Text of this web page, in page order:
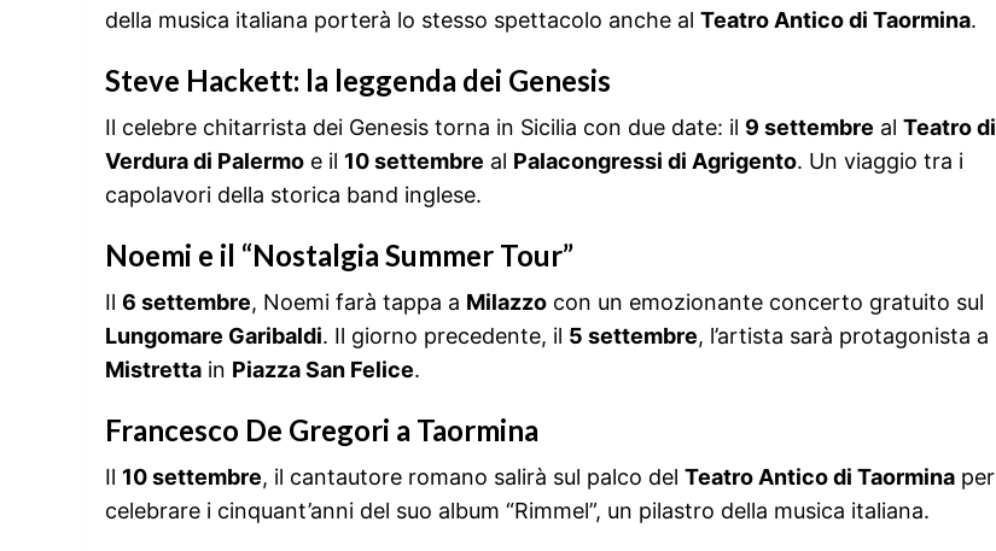
della musica italiana porterà lo stesso spettacolo anche al Teatro Antico di Taormina.
Steve Hackett: la leggenda dei Genesis
Il celebre chitarrista dei Genesis torna in Sicilia con due date: il 9 settembre al Teatro di
Verdura di Palermo e il 10 settembre al Palacongressi di Agrigento. Un viaggio tra i
capolavori della storica band inglese.
Noemi e il “Nostalgia Summer Tour”
Il 6 settembre, Noemi farà tappa a Milazzo con un emozionante concerto gratuito sul
Lungomare Garibaldi. Il giorno precedente, il 5 settembre, l’artista sarà protagonista a
Mistretta in Piazza San Felice.
Francesco De Gregori a Taormina
Il 10 settembre, il cantautore romano salirà sul palco del Teatro Antico di Taormina per
celebrare i cinquant’anni del suo album “Rimmel”, un pilastro della musica italiana.